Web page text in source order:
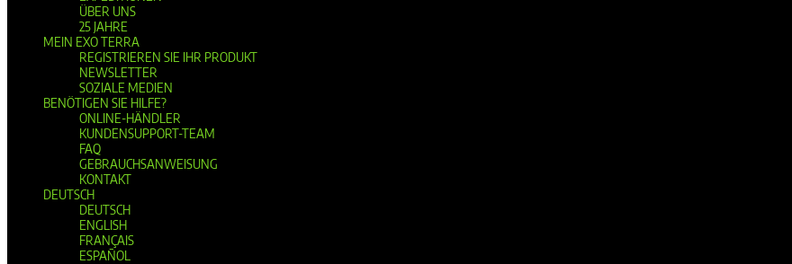
ÜBER UNS
25 JAHRE
MEIN EXO TERRA
REGISTRIEREN SIE IHR PRODUKT
NEWSLETTER
SOZIALE MEDIEN
BENÖTIGEN SIE HILFE?
ONLINE-HÄNDLER
KUNDENSUPPORT-TEAM
FAQ
GEBRAUCHSANWEISUNG
KONTAKT
DEUTSCH
DEUTSCH
ENGLISH
FRANÇAIS
ESPAÑOL